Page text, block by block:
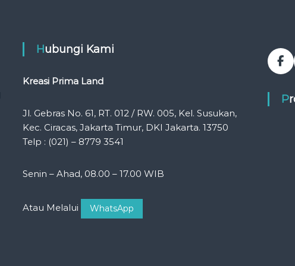
Hubungi Kami
Kreasi Prima Land
Jl. Gebras No. 61, RT. 012 / RW. 005, Kel. Susukan,
Kec. Ciracas, Jakarta Timur, DKI Jakarta. 13750
Telp : (021) – 8779 3541
Senin – Ahad, 08.00 – 17.00 WIB
Atau Melalui WhatsApp